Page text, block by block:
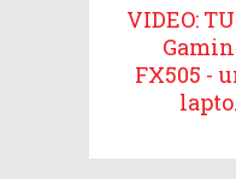
VIDEO:
FX505 -